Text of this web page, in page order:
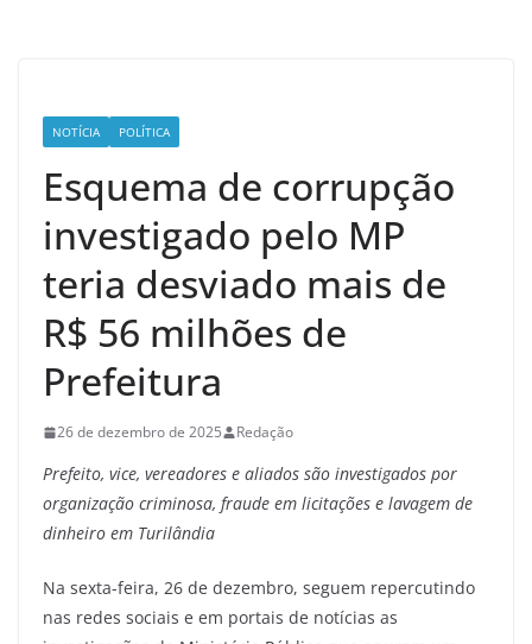
NOTÍCIA POLÍTICA
Esquema de corrupção
investigado pelo MP
teria desviado mais de
R$ 56 milhões de
Prefeitura
26 de dezembro de 2025 Redação
Prefeito, vice, vereadores e aliados são investigados por
organização criminosa, fraude em licitações e lavagem de
dinheiro em Turilândia
Na sexta-feira, 26 de dezembro, seguem repercutindo
nas redes sociais e em portais de notícias as